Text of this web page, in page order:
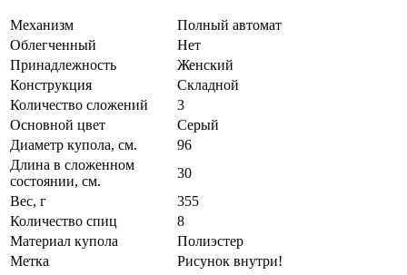
Механизм
Полный автомат
Облегченный
Нет
Принадлежность
Женский
Конструкция
Складной
Количество сложений
3
Основной цвет
Серый
Диаметр купола, см.
96
Длина в сложенном
состоянии, см.
30
Вес, г
355
Количество спиц
8
Материал купола
Полиэстер
Метка
Рисунок внутри!